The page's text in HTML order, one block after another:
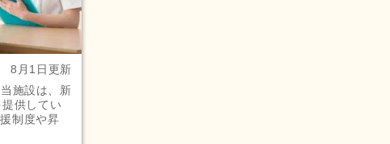
8月1日更新
施設は、新
供してい
制度や昇